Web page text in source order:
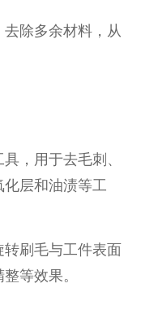
除多余材料，从
，用于去毛刺、
层和油渍等工
刷毛与工件表面
等效果。